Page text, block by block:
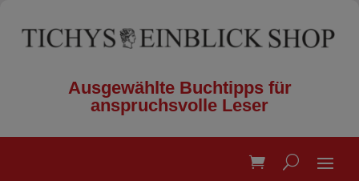
Ausgewählte Buchtipps für
anspruchsvolle Leser